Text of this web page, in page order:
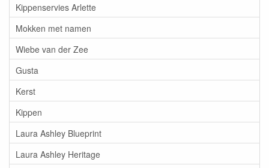
Kippenservies Arlette
Mokken met namen
Wiebe van der Zee
Gusta
Kerst
Kippen
Laura Ashley Blueprint
Laura Ashley Heritage